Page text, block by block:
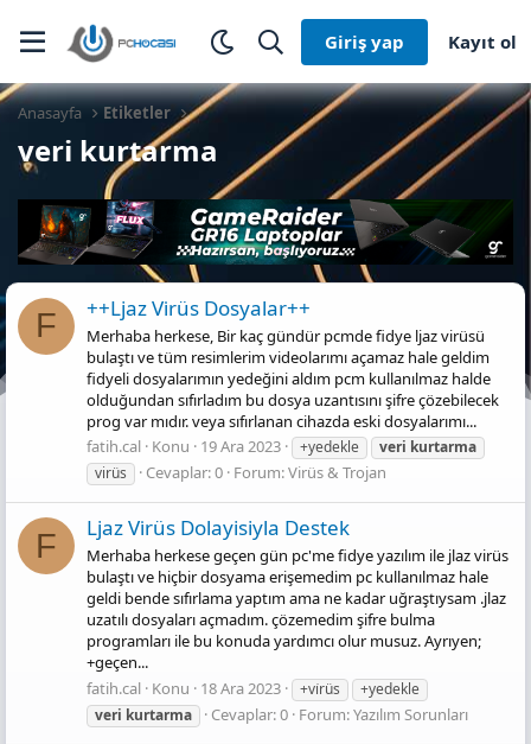
Giriş yap Kayıt ol
Anasayfa Etiketler
veri kurtarma
F ++Ljaz Vi̇rüs Dosyalar++
Merhaba herkese, Bir kaç gündür pcmde fidye ljaz virüsü
bulaştı ve tüm resimlerim videolarımı açamaz hale geldim
fidyeli dosyalarımın yedeğini aldım pcm kullanılmaz halde
olduğundan sıfırladım bu dosya uzantısını şifre çözebilecek
prog var mıdır. veya sıfırlanan cihazda eski dosyalarımı...
fatih.cal Konu 19 Ara 2023 +yedekle veri kurtarma
virüs
Cevaplar: 0 Forum:Virüs & Trojan
F Ljaz Vi̇rüs Dolayisiyla Destek
Merhaba herkese geçen gün pc'me fidye yazılım ile jlaz virüs
bulaştı ve hiçbir dosyama erişemedim pc kullanılmaz hale
geldi bende sıfırlama yaptım ama ne kadar uğraştıysam .jlaz
uzatılı dosyaları açmadım. çözemedim şifre bulma
programları ile bu konuda yardımcı olur musuz. Ayrıyen;
+geçen...
fatih.cal Konu 18 Ara 2023 +vi̇rüs
+yedekle
veri kurtarma Cevaplar: 0 Forum:Yazılım Sorunları